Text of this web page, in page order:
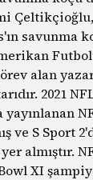
Çeltikçioğlu,
savunma
alan
2021
yayınlanan
ve S Sport
almıştır.
XI